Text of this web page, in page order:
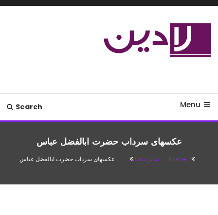
Skip
Menu
Search
عکسهای سرداب حضرت ابالفضل عباس
Home سایر مطالب
عکسهای سرداب حضرت ابالفضل عباس
آگوست 1, 2016
باران